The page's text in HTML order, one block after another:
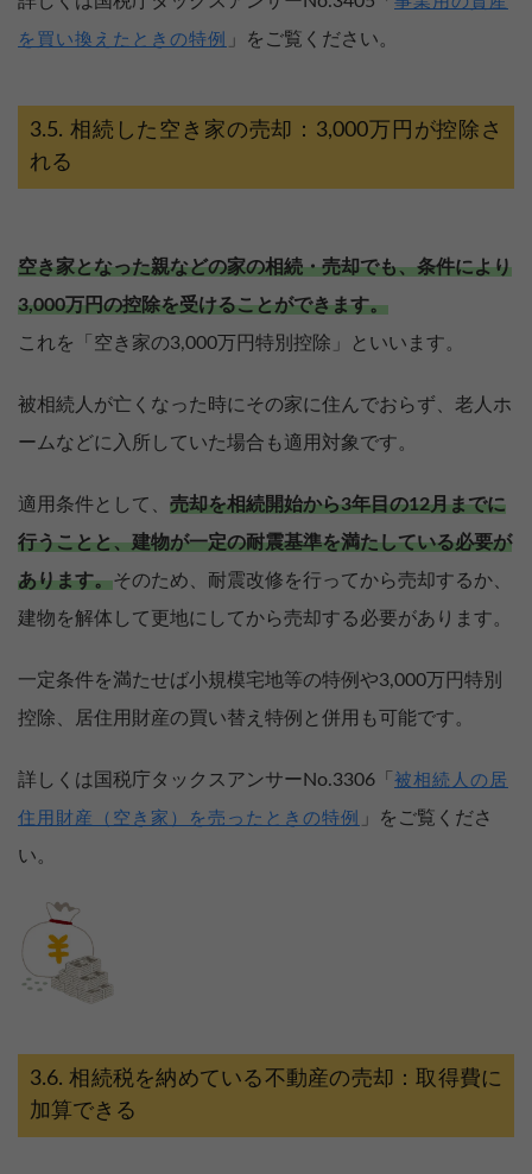
を買い換えたときの特例 」をご覧ください。
相続した空き家の売却：3,000万円が控除さ
れる
空き家となった親などの家の相続・売却でも、条件により
3,000万円の控除を受けることができます。
これを「空き家の3,000万円特別控除」といいます。
被相続人が亡くなった時にその家に住んでおらず、老人ホ
ームなどに入所していた場合も適用対象です。
適用条件として、 売却を相続開始から3年目の12月までに
行うことと、建物が一定の耐震基準を満たしている必要が
あります。そのため、耐震改修を行ってから売却するか、
建物を解体して更地にしてから売却する必要があります。
一定条件を満たせば小規模宅地等の特例や3,000万円特別
控除、居住用財産の買い替え特例と併用も可能です。
詳しくは国税庁タックスアンサーNo.3306「 被相続人の居
住用財産（空き家）を売ったときの特例
」をご覧くださ
い。
相続税を納めている不動産の売却：取得費に
加算できる